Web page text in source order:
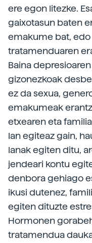
ere egon litezke.
gaixotasun baten
emakume bat,
tratamenduaren
Baina
gizonezkoak
ez da sexua,
emakumeak
etxearen eta
lan egiteaz gain,
lanak egiten ditu,
jendeari kontu
denbora gehiago
ikusi dutenez,
egiten dituzte
Hormonen
tratamendua